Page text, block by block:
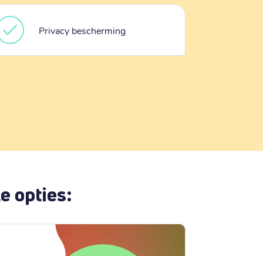
Privacy bescherming
opties: